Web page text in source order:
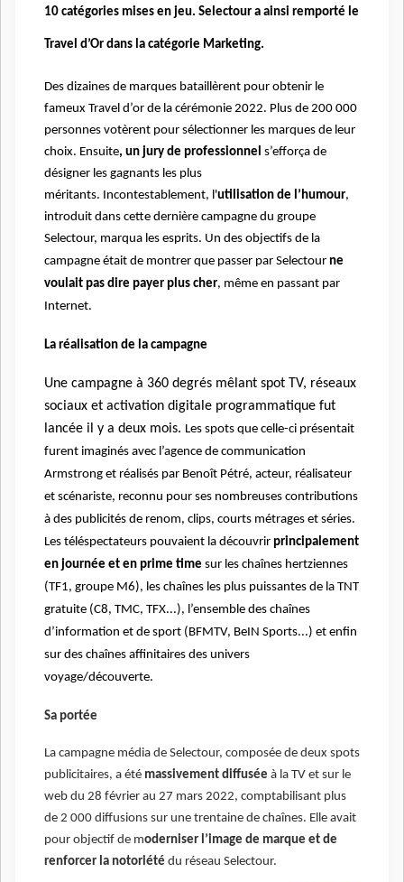
10 catégories mises en jeu. Selectour a ainsi remporté le
Travel d’Or dans la catégorie Marketing.
Des dizaines de marques bataillèrent pour obtenir le
fameux Travel d’or de la cérémonie 2022. Plus de 200 000
personnes votèrent pour sélectionner les marques de leur
choix. Ensuite, un jury de professionnel s’efforça de
désigner les gagnants les plus
méritants. Incontestablement, l'utilisation de l’humour,
introduit dans cette dernière campagne du groupe
Selectour, marqua les esprits. Un des objectifs de la
campagne était de montrer que passer par Selectour ne
voulait pas dire payer plus cher, même en passant par
Internet.
La réalisation de la campagne
Une campagne à 360 degrés mêlant spot TV, réseaux
sociaux et activation digitale programmatique fut
lancée il y a deux mois. Les spots que celle-ci présentait
furent imaginés avec l’agence de communication
Armstrong et réalisés par Benoît Pétré, acteur, réalisateur
et scénariste, reconnu pour ses nombreuses contributions
à des publicités de renom, clips, courts métrages et séries.
Les téléspectateurs pouvaient la découvrir principalement
en journée et en prime time sur les chaînes hertziennes
(TF1, groupe M6), les chaînes les plus puissantes de la TNT
gratuite (C8, TMC, TFX...), l’ensemble des chaînes
d’information et de sport (BFMTV, BeIN Sports...) et enfin
sur des chaînes affinitaires des univers
voyage/découverte.
Sa portée
La campagne média de Selectour, composée de deux spots
publicitaires, a été massivement diffusée à la TV et sur le
web du 28 février au 27 mars 2022, comptabilisant plus
de 2 000 diffusions sur une trentaine de chaînes. Elle avait
pour objectif de moderniser l’image de marque et de
renforcer la notoriété du réseau Selectour.